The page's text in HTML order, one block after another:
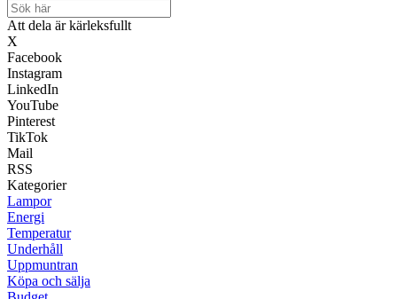
Att dela är kärleksfullt
X
Facebook
Instagram
LinkedIn
YouTube
Pinterest
TikTok
Mail
RSS
Kategorier
Lampor
Energi
Temperatur
Underhåll
Uppmuntran
Köpa och sälja